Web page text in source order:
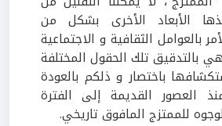
الأبعاد الأخرى بشكل من
بالعوامل الثقافية و الاجتماعية
بالتدقيق تلك الحقول المختلفة
باختصار و ذلكم بالعودة
العصور القديمة إلى الفترة
للممتزج المافوق تاريخي.